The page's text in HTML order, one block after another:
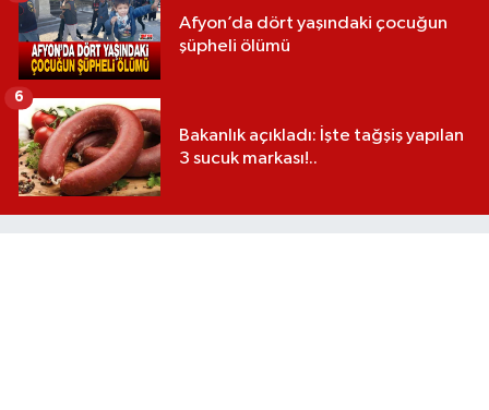
Afyon’da dört yaşındaki çocuğun
şüpheli ölümü
Bakanlık açıkladı: İşte tağşiş yapılan
3 sucuk markası!..
6